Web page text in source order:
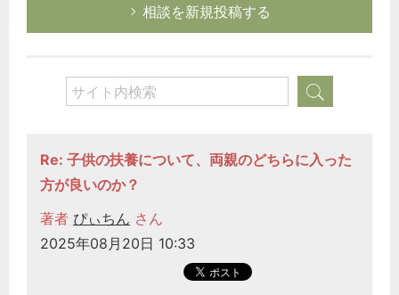
相談を新規投稿する
Re: 子供の扶養について、両親のどちらに入った
方が良いのか？
著者 ぴぃちん さん
2025年08月20日 10:33